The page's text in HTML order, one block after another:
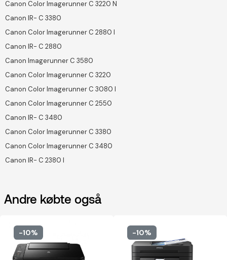
Canon Color Imagerunner C 3220 N
Canon IR- C 3380
Canon Color Imagerunner C 2880 I
Canon IR- C 2880
Canon Imagerunner C 3580
Canon Color Imagerunner C 3220
Canon Color Imagerunner C 3080 I
Canon Color Imagerunner C 2550
Canon IR- C 3480
Canon Color Imagerunner C 3380
Canon Color Imagerunner C 3480
Canon IR- C 2380 I
Andre købte også
-10% -10%